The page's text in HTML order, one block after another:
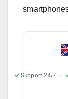
✓ Support 24/7